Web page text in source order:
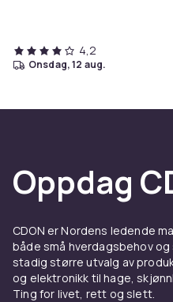
4,2
onsdag, 12 aug.
Oppdag
CDON er Nordens ledende
både små hverdagsbehov
stadig større utvalg av
og elektronikk til hage,
Ting for livet, rett og slett.